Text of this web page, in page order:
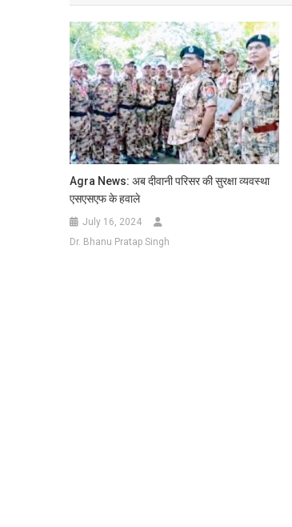
Agra News: अब दीवानी परिसर की सुरक्षा व्यवस्था
एसएसएफ के हवाले
July 16, 2024
Dr. Bhanu Pratap Singh